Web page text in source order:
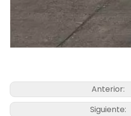
Anterior:
Siguiente: